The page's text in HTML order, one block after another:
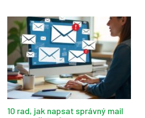
10 rad, jak napsat správný mail